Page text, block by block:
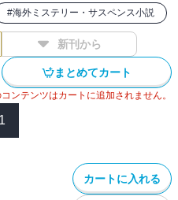
#海外ミステリー・サスペンス小説
新刊から
まとめてカート
ンテンツはカートに追加されません。
1
カートに入れる